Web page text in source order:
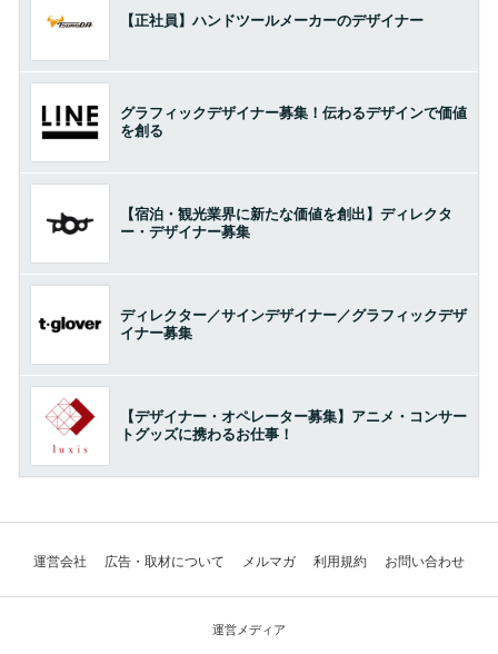
【正社員】ハンドツールメーカーのデザイナー
グラフィックデザイナー募集！伝わるデザインで価値
を創る
【宿泊・観光業界に新たな価値を創出】ディレクタ
ー・デザイナー募集
ディレクター／サインデザイナー／グラフィックデザ
イナー募集
【デザイナー・オペレーター募集】アニメ・コンサー
トグッズに携わるお仕事！
運営会社 広告・取材について メルマガ 利用規約 お問い合わせ
運営メディア